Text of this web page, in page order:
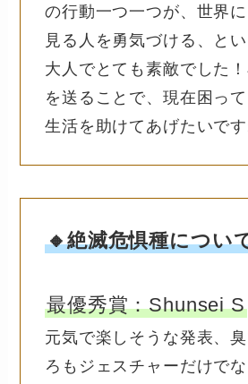
の行動一つ一つが、世界に
見る人を勇気づける、とい
大人でとても素敵でした
を送ることで、現在困っ
生活を助けてあげたいです
🔸絶滅危惧種につい
最優秀賞：Shunsei S
元気で楽しそうな発表、
ろもジェスチャーだけでな